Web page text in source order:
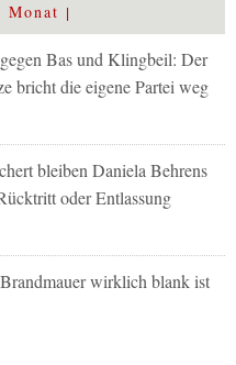
Monat
Bas und Klingbeil: Der
bricht die eigene Partei weg
bleiben Daniela Behrens
oder Entlassung
wirklich blank ist